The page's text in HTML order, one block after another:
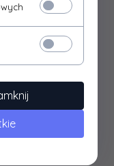
mogą być
początkowej250-